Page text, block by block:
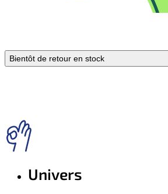
Bientôt de retour en stock
Univers